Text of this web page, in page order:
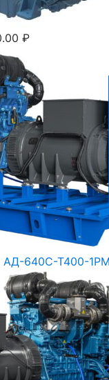
₽
АД-640С-Т400-